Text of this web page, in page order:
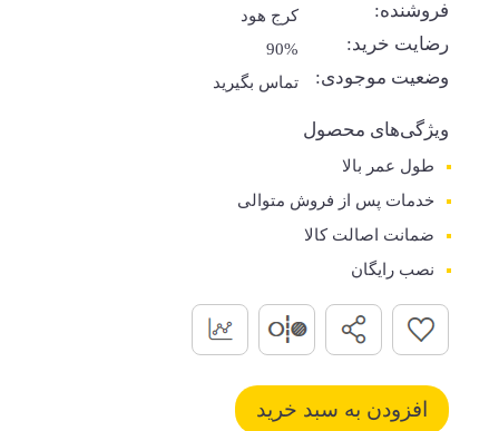
فروشنده: کرج هود
رضایت خرید: 90%
وضعیت موجودی: تماس بگیرید
ویژگی‌های محصول
طول عمر بالا
خدمات پس از فروش متوالی
ضمانت اصالت کالا
نصب رایگان